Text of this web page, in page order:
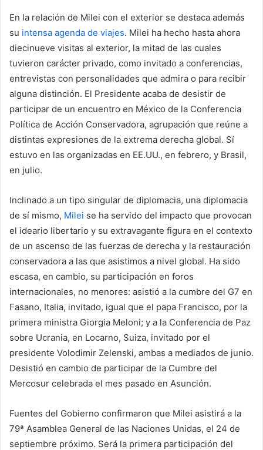
En la relación de Milei con el exterior se destaca además
su intensa agenda de viajes. Milei ha hecho hasta ahora
diecinueve visitas al exterior, la mitad de las cuales
tuvieron carácter privado, como invitado a conferencias,
entrevistas con personalidades que admira o para recibir
alguna distinción. El Presidente acaba de desistir de
participar de un encuentro en México de la Conferencia
Política de Acción Conservadora, agrupación que reúne a
distintas expresiones de la extrema derecha global. Sí
estuvo en las organizadas en EE.UU., en febrero, y Brasil,
en julio.
Inclinado a un tipo singular de diplomacia, una diplomacia
de sí mismo, Milei se ha servido del impacto que provocan
el ideario libertario y su extravagante figura en el contexto
de un ascenso de las fuerzas de derecha y la restauración
conservadora a las que asistimos a nivel global. Ha sido
escasa, en cambio, su participación en foros
internacionales, no menores: asistió a la cumbre del G7 en
Fasano, Italia, invitado, igual que el papa Francisco, por la
primera ministra Giorgia Meloni; y a la Conferencia de Paz
sobre Ucrania, en Locarno, Suiza, invitado por el
presidente Volodimir Zelenski, ambas a mediados de junio.
Desistió en cambio de participar de la Cumbre del
Mercosur celebrada el mes pasado en Asunción.
Fuentes del Gobierno confirmaron que Milei asistirá a la
79ª Asamblea General de las Naciones Unidas, el 24 de
septiembre próximo. Será la primera participación del